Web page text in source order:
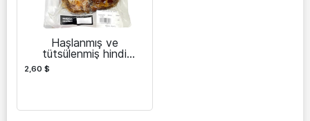
Haşlanmış ve
tütsülenmiş hindi
2,60 $